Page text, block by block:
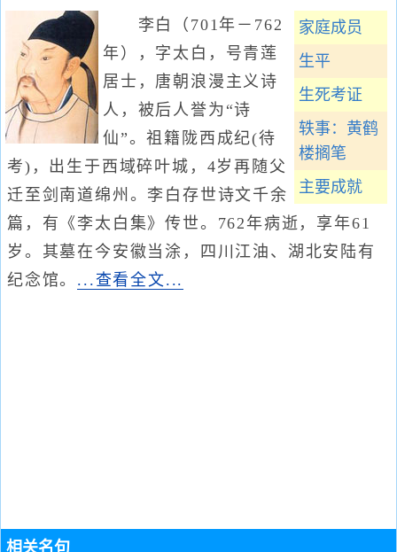
家庭成员
生平
生死考证
轶事：黄鹤
楼搁笔
主要成就
李白（701年－762
年），字太白，号青莲
居士，唐朝浪漫主义诗
人，被后人誉为“诗
仙”。祖籍陇西成纪(待
考)，出生于西域碎叶城，4岁再随父
迁至剑南道绵州。李白存世诗文千余
篇，有《李太白集》传世。762年病逝，享年61
岁。其墓在今安徽当涂，四川江油、湖北安陆有
纪念馆。 ...查看全文...
相关名句